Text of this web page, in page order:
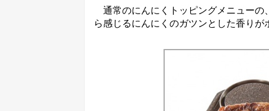
通常のにんにくトッピングメニューの
ら感じるにんにくのガツンとした香りが